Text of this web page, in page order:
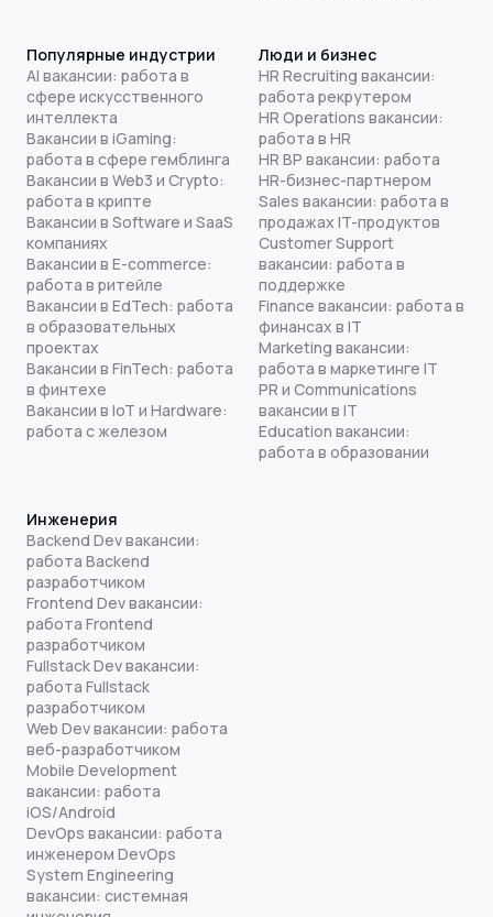
Популярные индустрии
AI вакансии: работа в
сфере искусственного
интеллекта
Вакансии в iGaming:
работа в сфере гемблинга
Вакансии в Web3 и Crypto:
работа в крипте
Вакансии в Software и SaaS
компаниях
Вакансии в E-commerce:
работа в ритейле
Вакансии в EdTech: работа
в образовательных
проектах
Вакансии в FinTech: работа
в финтехе
Вакансии в IoT и Hardware:
работа с железом
Люди и бизнес
HR Recruiting вакансии:
работа рекрутером
HR Operations вакансии:
работа в HR
HR BP вакансии: работа
HR-бизнес-партнером
Sales вакансии: работа в
продажах IT-продуктов
Customer Support
вакансии: работа в
поддержке
Finance вакансии: работа в
финансах в IT
Marketing вакансии:
работа в маркетинге IT
PR и Communications
вакансии в IT
Education вакансии:
работа в образовании
Инженерия
Backend Dev вакансии:
работа Backend
разработчиком
Frontend Dev вакансии:
работа Frontend
разработчиком
Fullstack Dev вакансии:
работа Fullstack
разработчиком
Web Dev вакансии: работа
веб-разработчиком
Mobile Development
вакансии: работа
iOS/Android
DevOps вакансии: работа
инженером DevOps
System Engineering
вакансии: системная